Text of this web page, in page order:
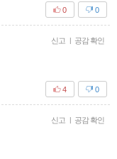
0
0
신고 공감 확인
0
4
신고 공감 확인